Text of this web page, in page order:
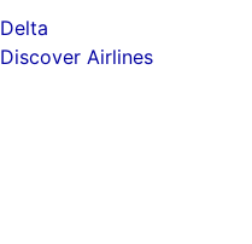
Delta
Discover Airlines